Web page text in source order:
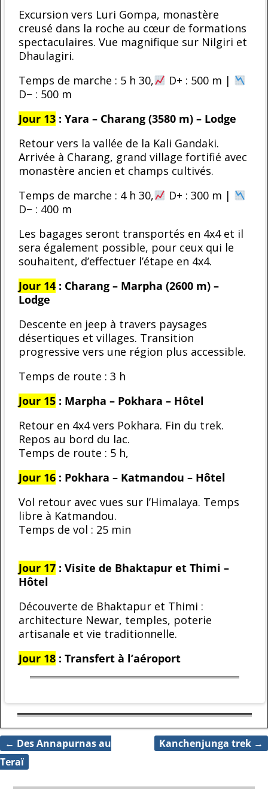
Excursion vers Luri Gompa, monastère
creusé dans la roche au cœur de formations
spectaculaires. Vue magnifique sur Nilgiri et
Dhaulagiri.
Temps de marche : 5 h 30,
D+ : 500 m |
D− : 500 m
Jour 13: Yara – Charang (3580 m) – Lodge
Retour vers la vallée de la Kali Gandaki.
Arrivée à Charang, grand village fortifié avec
monastère ancien et champs cultivés.
Temps de marche : 4 h 30,
D+ : 300 m |
D− : 400 m
Les bagages seront transportés en 4x4 et il
sera également possible, pour ceux qui le
souhaitent, d’effectuer l’étape en 4x4.
Jour 14: Charang – Marpha (2600 m) –
Lodge
Descente en jeep à travers paysages
désertiques et villages. Transition
progressive vers une région plus accessible.
Temps de route : 3 h
Jour 15: Marpha – Pokhara – Hôtel
Retour en 4x4 vers Pokhara. Fin du trek.
Repos au bord du lac.
Temps de route : 5 h,
Jour 16: Pokhara – Katmandou – Hôtel
Vol retour avec vues sur l’Himalaya. Temps
libre à Katmandou.
Temps de vol : 25 min
Jour 17: Visite de Bhaktapur et Thimi –
Hôtel
Découverte de Bhaktapur et Thimi :
architecture Newar, temples, poterie
artisanale et vie traditionnelle.
Jour 18: Transfert à l’aéroport
Navigation des articles
← Des Annapurnas au
Teraï
Kanchenjunga trek →